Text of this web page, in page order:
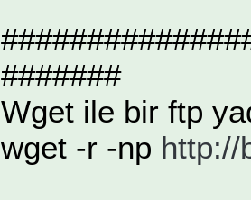
#######
Wget ile bir ftp
wget -r -np http://